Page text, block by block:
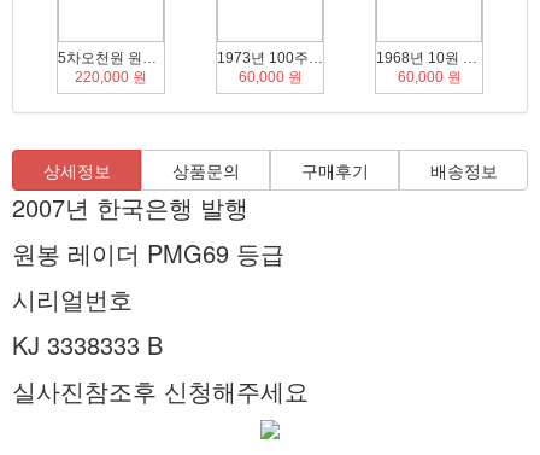
220,000 원
60,000 원
60,000 원
상세정보 상품문의 구매후기 배송정보
2007년 한국은행 발행
원봉 레이더 PMG69 등급
시리얼번호
KJ 3338333 B
실사진참조후 신청해주세요